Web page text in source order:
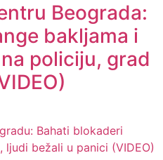
Beograda:
bakljama i
policiju, grad